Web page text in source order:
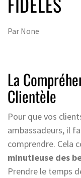
Par None
La
Clientèle
Pour que vos
ambassadeurs, il
comprendre. Cela
minutieuse des
Prendre le temps